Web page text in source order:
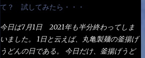
て？ 試してみたら・・・
今日は7月1日 2021年も半分終わってしま
いました。 1日と云えば、丸亀製麺の釜揚げ
うどんの日である。 今日だけ、釜揚げうど